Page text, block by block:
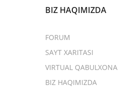
BIZ HAQIMIZDA
FORUM
SAYT XARITASI
VIRTUAL QABULXONA
BIZ HAQIMIZDA